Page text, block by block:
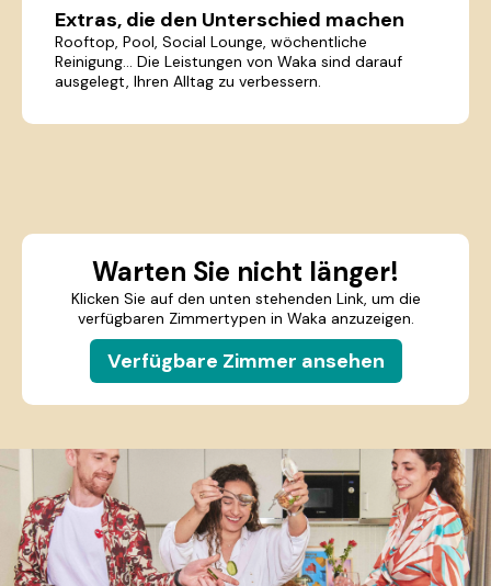
Extras, die den Unterschied machen
Rooftop, Pool, Social Lounge, wöchentliche
Reinigung... Die Leistungen von Waka sind darauf
ausgelegt, Ihren Alltag zu verbessern.
Warten Sie nicht länger!
Klicken Sie auf den unten stehenden Link, um die
verfügbaren Zimmertypen in Waka anzuzeigen.
Verfügbare Zimmer ansehen